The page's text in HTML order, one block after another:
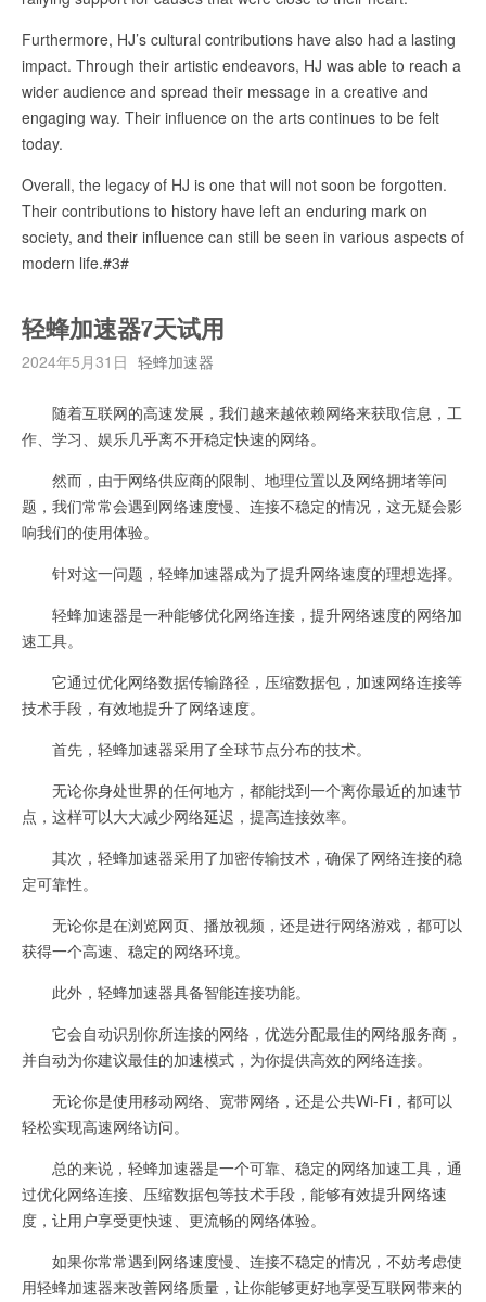
Furthermore, HJ’s cultural contributions have also had a lasting
impact. Through their artistic endeavors, HJ was able to reach a
wider audience and spread their message in a creative and
engaging way. Their influence on the arts continues to be felt
today.
Overall, the legacy of HJ is one that will not soon be forgotten.
Their contributions to history have left an enduring mark on
society, and their influence can still be seen in various aspects of
modern life.#3#
轻蜂加速器7天试用
2024年5月31日 轻蜂加速器
随着互联网的高速发展，我们越来越依赖网络来获取信息，工
作、学习、娱乐几乎离不开稳定快速的网络。
然而，由于网络供应商的限制、地理位置以及网络拥堵等问
题，我们常常会遇到网络速度慢、连接不稳定的情况，这无疑会影
响我们的使用体验。
针对这一问题，轻蜂加速器成为了提升网络速度的理想选择。
轻蜂加速器是一种能够优化网络连接，提升网络速度的网络加
速工具。
它通过优化网络数据传输路径，压缩数据包，加速网络连接等
技术手段，有效地提升了网络速度。
首先，轻蜂加速器采用了全球节点分布的技术。
无论你身处世界的任何地方，都能找到一个离你最近的加速节
点，这样可以大大减少网络延迟，提高连接效率。
其次，轻蜂加速器采用了加密传输技术，确保了网络连接的稳
定可靠性。
无论你是在浏览网页、播放视频，还是进行网络游戏，都可以
获得一个高速、稳定的网络环境。
此外，轻蜂加速器具备智能连接功能。
它会自动识别你所连接的网络，优选分配最佳的网络服务商，
并自动为你建议最佳的加速模式，为你提供高效的网络连接。
无论你是使用移动网络、宽带网络，还是公共Wi-Fi，都可以
轻松实现高速网络访问。
总的来说，轻蜂加速器是一个可靠、稳定的网络加速工具，通
过优化网络连接、压缩数据包等技术手段，能够有效提升网络速
度，让用户享受更快速、更流畅的网络体验。
如果你常常遇到网络速度慢、连接不稳定的情况，不妨考虑使
用轻蜂加速器来改善网络质量，让你能够更好地享受互联网带来的